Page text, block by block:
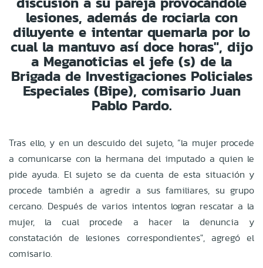
lesiones, además de rociarla con
diluyente e intentar quemarla por lo
cual la mantuvo así doce horas", dijo
a Meganoticias el jefe (s) de la
Brigada de Investigaciones Policiales
Especiales (Bipe), comisario Juan
Pablo Pardo.
Tras ello, y en un descuido del sujeto, “la mujer procede
a comunicarse con la hermana del imputado a quien le
pide ayuda. El sujeto se da cuenta de esta situación y
procede también a agredir a sus familiares, su grupo
cercano. Después de varios intentos logran rescatar a la
mujer, la cual procede a hacer la denuncia y
constatación de lesiones correspondientes", agregó el
comisario.